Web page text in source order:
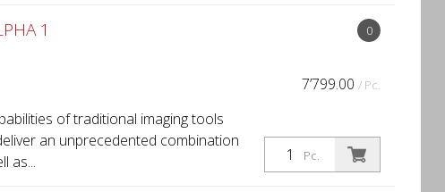
0
7’799.00 / Pc.
Pc.
1
of traditional imaging tools
an unprecedented combination
as...